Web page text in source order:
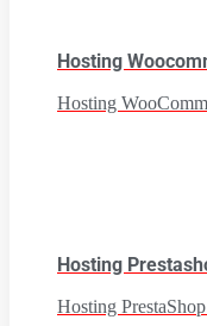
Hosting
Hosting
Hosting
Hosting